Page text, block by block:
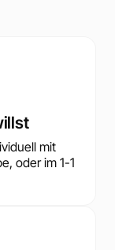
mit
oder im 1-1